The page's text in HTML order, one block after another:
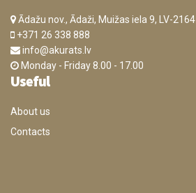
Ādažu nov., Ādaži, Muižas iela 9, LV-2164
+371 26 338 888
info@akurats.lv
Monday - Friday 8.00 - 17.00
Useful
About us
Contacts